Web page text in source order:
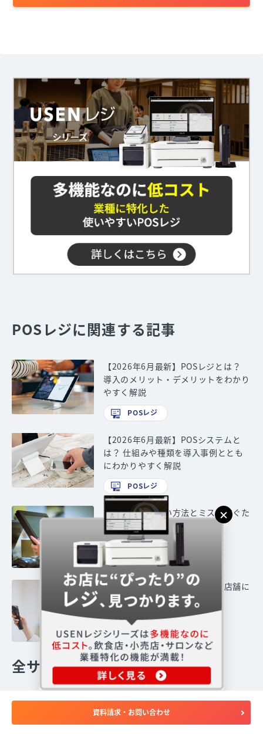
POSレジに関連する記事
【2026年6月最新】POSレジとは？
導入のメリット・デメリットをわかり
やすく解説
POSレジ
【2026年6月最新】POSシステムと
は？ 仕組みや種類を導入事例ととも
にわかりやすく解説
POSレジ
レジ戻しの正しい方法とミスを防ぐた
めのポイントを解説
POSレジ
在庫回転日数の計算式を解説！店舗に
おける重要性と管理方法
POSレジ
全サービスの人気記事
【2026年6月最新】POSレジとは？
導入のメリット・デメリットをわかり
やすく解説
資料請求・お問い合わせ